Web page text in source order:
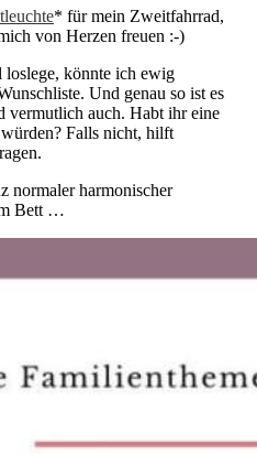
* für mein Zweitfahrrad,
von Herzen freuen :-)
loslege, könnte ich ewig
Und genau so ist es
vermutlich auch. Habt ihr eine
Falls nicht, hilft
normaler harmonischer
Bett …